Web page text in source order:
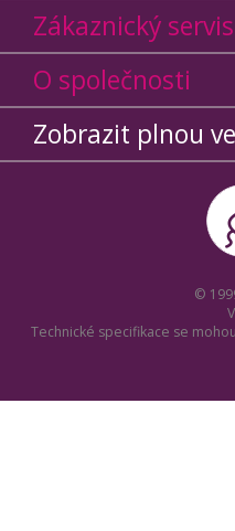
Zákaznický servis
O společnosti
Zobrazit plnou
©
Technické specifikace se